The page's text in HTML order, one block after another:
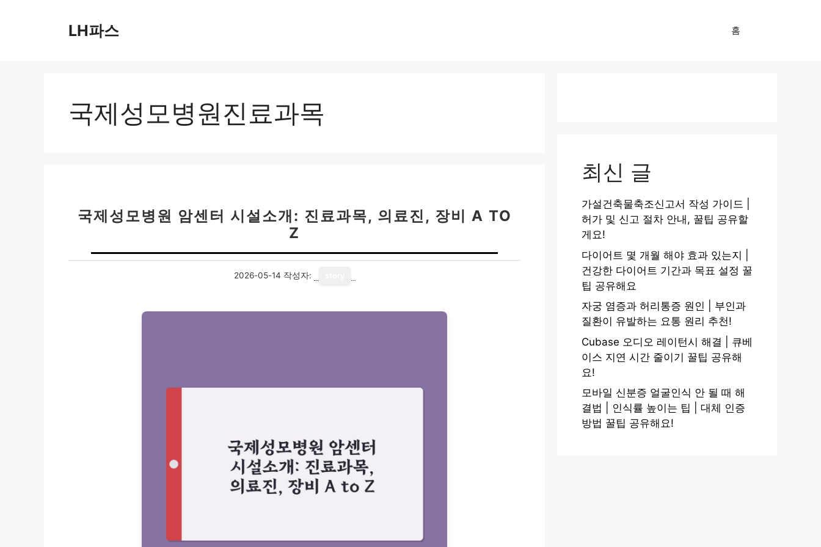
LH파스 홈
국제성모병원진료과목
국제성모병원 암센터 시설소개: 진료과목, 의료진, 장비 A TO
Z
2026-05-14 작성자:
최신 글
가설건축물축조신고서 작성 가이드 |
허가 및 신고 절차 안내, 꿀팁 공유할
게요!
다이어트 몇 개월 해야 효과 있는지 |
건강한 다이어트 기간과 목표 설정 꿀
팁 공유해요
자궁 염증과 허리통증 원인 | 부인과
질환이 유발하는 요통 원리 추천!
Cubase 오디오 레이턴시 해결 | 큐베
이스 지연 시간 줄이기 꿀팁 공유해
요!
모바일 신분증 얼굴인식 안 될 때 해
결법 | 인식률 높이는 팁 | 대체 인증
방법 꿀팁 공유해요!